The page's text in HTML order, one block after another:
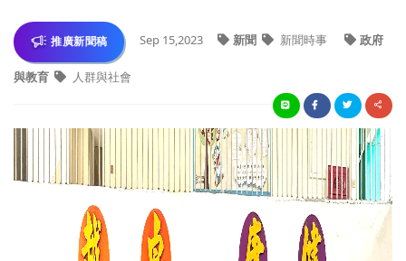
推廣新聞稿 Sep 15,2023 新聞 新聞時事 政府
與教育 人群與社會